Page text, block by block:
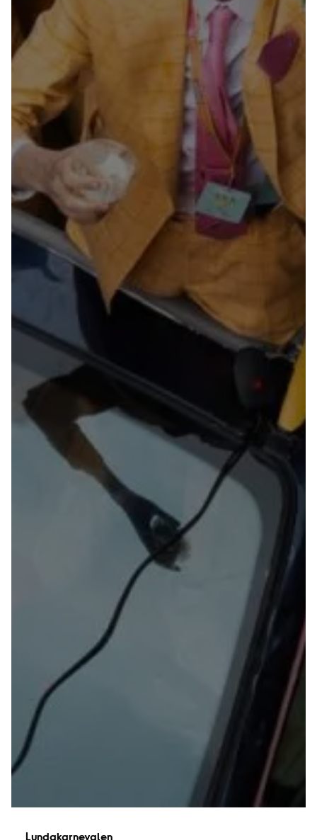
Lundakarnevalen